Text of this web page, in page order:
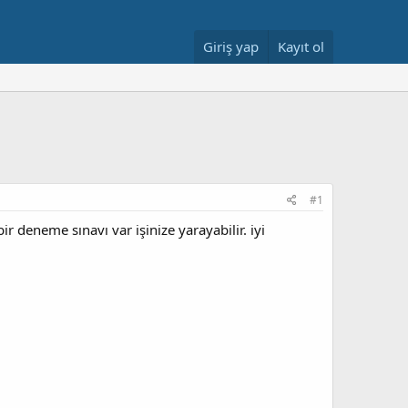
Giriş yap Kayıt ol
#1
deneme sınavı var işinize yarayabilir. iyi